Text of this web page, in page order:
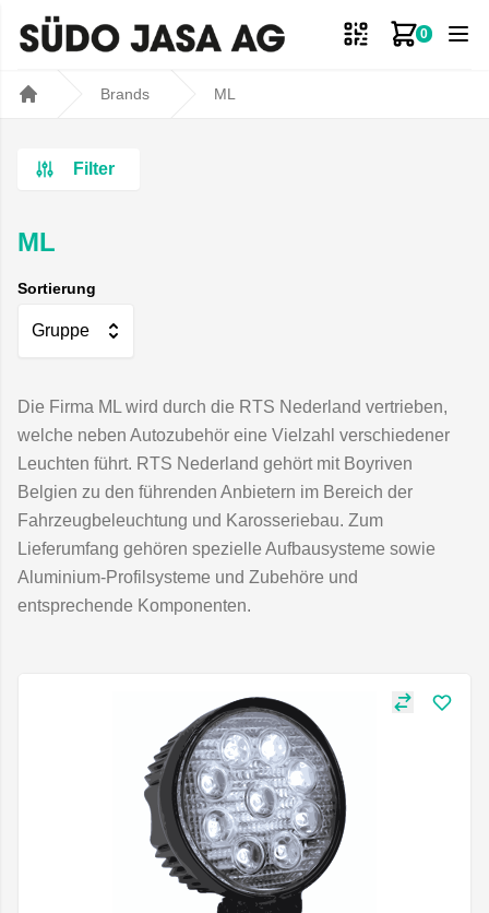
0
Zum
Brands ML
Filter
ML
Sortierung
Gruppe
Die Firma ML wird durch die RTS Nederland vertrieben,
welche neben Autozubehör eine Vielzahl verschiedener
Leuchten führt. RTS Nederland gehört mit Boyriven
Belgien zu den führenden Anbietern im Bereich der
Fahrzeugbeleuchtung und Karosseriebau. Zum
Lieferumfang gehören spezielle Aufbausysteme sowie
Aluminium-Profilsysteme und Zubehöre und
entsprechende Komponenten.